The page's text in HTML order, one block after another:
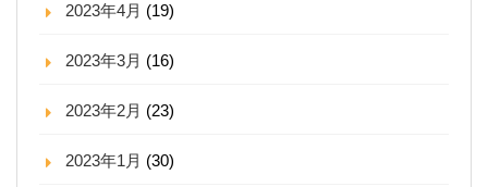
2023年4月 (19)
2023年3月 (16)
2023年2月 (23)
2023年1月 (30)